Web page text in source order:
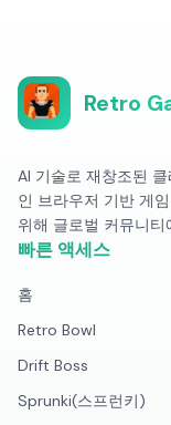
Retro
AI 기술로 재창조된
인 브라우저 기반 게
위해 글로벌 커뮤니티
빠른 액세스
홈
Retro Bowl
Drift Boss
Sprunki(스프런키)